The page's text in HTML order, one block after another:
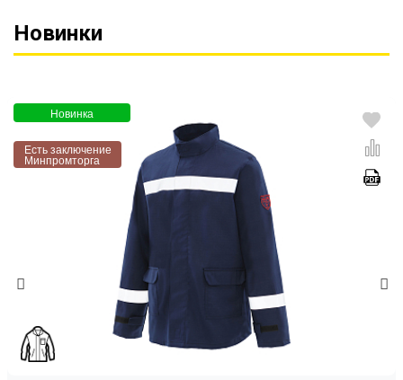
Новинки
Новинка
Есть заключение
Минпромторга